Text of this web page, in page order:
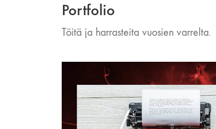
Portfolio
Töitä ja harrasteita vuosien varrelta.